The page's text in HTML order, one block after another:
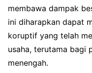
membawa dampak
ini diharapkan dapat
koruptif yang telah
usaha, terutama bagi
menengah.